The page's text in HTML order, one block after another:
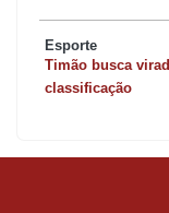
Esporte
Timão busca
classificação